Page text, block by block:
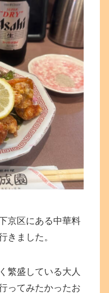
京区にある中華料
きました。
繁盛している大人
ってみたかったお